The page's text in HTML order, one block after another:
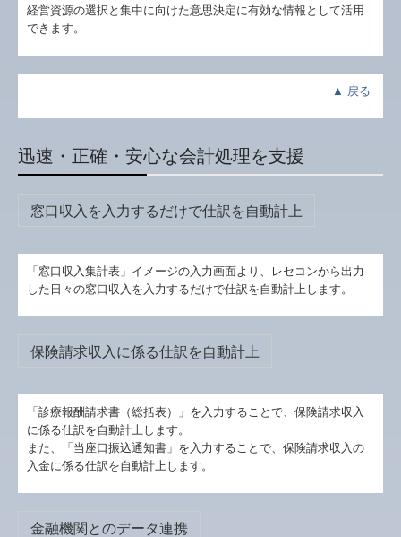
経営資源の選択と集中に向けた意思決定に有効な情報として活用
できます。
▲ 戻る
迅速・正確・安心な会計処理を支援
窓口収入を入力するだけで仕訳を自動計上
「窓口収入集計表」イメージの入力画面より、レセコンから出力
した日々の窓口収入を入力するだけで仕訳を自動計上します。
保険請求収入に係る仕訳を自動計上
「診療報酬請求書（総括表）」を入力することで、保険請求収入
に係る仕訳を自動計上します。
また、「当座口振込通知書」を入力することで、保険請求収入の
入金に係る仕訳を自動計上します。
金融機関とのデータ連携